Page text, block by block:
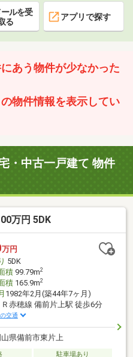
ルを受
る
アプリで探す
あう物件が少なかった
物件情報を表示してい
・中古一戸建て 物件
万円 5DK
万円
5DK
積99.79m2
積165.9m2
1982年2月(築44年7ヶ月)
Ｒ赤穂線 備前片上駅 徒歩6分
交通
山県備前市東片上
駐車場あり